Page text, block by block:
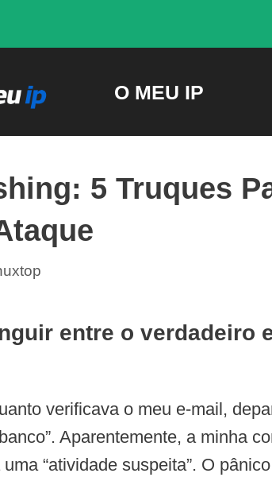
O MEU IP
5 Truques
entre o verdadeiro
verificava o meu e-mail,
Aparentemente, a minha
“atividade suspeita”. O